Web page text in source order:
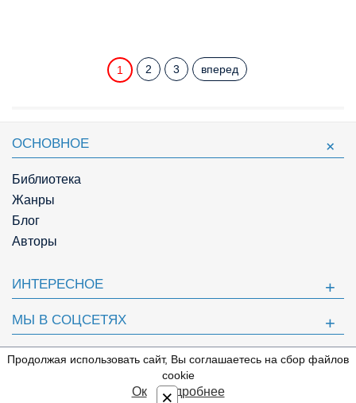
1 2 3 вперед
⇩
ОСНОВНОЕ
Библиотека
Жанры
Блог
Авторы
ИНТЕРЕСНОЕ
МЫ В СОЦСЕТЯХ
ПОЛЕЗНОЕ
Продолжая использовать сайт, Вы соглашаетесь на сбор файлов
cookie
Ок Подробнее
×